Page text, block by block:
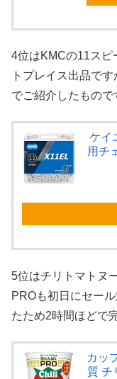
4位はKMCの11スピ
トプレイス出品で
でご紹介したもので
ケイ
用チ
5位はチリトマトヌ
PROも初日にセー
たため2時間ほどで
カッ
質 チ